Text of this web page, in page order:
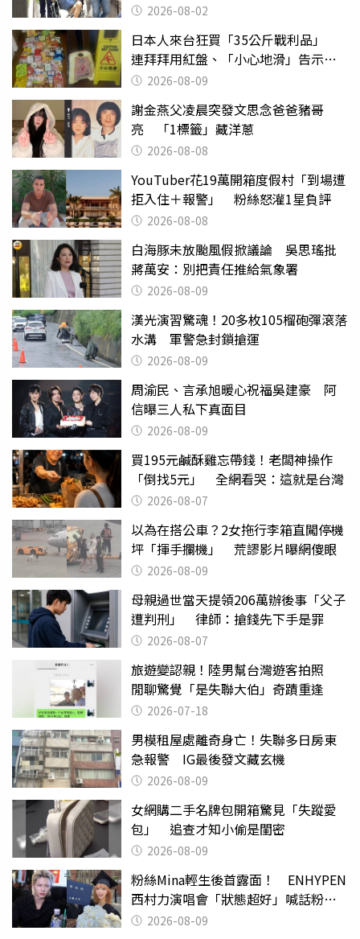
2026-08-02
日本人來台狂買「35公斤戰利品」
連拜拜用紅盤、「小心地滑」告示牌
也帶回家
2026-08-09
謝金燕父凌晨突發文思念爸爸豬哥
亮 「1標籤」藏洋蔥
2026-08-08
YouTuber花19萬開箱度假村「到場遭
拒入住＋報警」 粉絲怒灌1星負評
2026-08-08
白海豚未放颱風假掀議論 吳思瑤批
蔣萬安：別把責任推給氣象署
2026-08-09
漢光演習驚魂！20多枚105榴砲彈滾落
水溝 軍警急封鎖搶運
2026-08-09
周渝民、言承旭暖心祝福吳建豪 阿
信曝三人私下真面目
2026-08-09
買195元鹹酥雞忘帶錢！老闆神操作
「倒找5元」 全網看哭：這就是台灣
2026-08-07
以為在搭公車？2女拖行李箱直闖停機
坪「揮手攔機」 荒謬影片曝網傻眼
2026-08-09
母親過世當天提領206萬辦後事「父子
遭判刑」 律師：搶錢先下手是罪
2026-08-07
旅遊變認親！陸男幫台灣遊客拍照
閒聊驚覺「是失聯大伯」奇蹟重逢
2026-07-18
男模租屋處離奇身亡！失聯多日房東
急報警 IG最後發文藏玄機
2026-08-09
女網購二手名牌包開箱驚見「失蹤愛
包」 追查才知小偷是閨密
2026-08-09
粉絲Mina輕生後首露面！ ENHYPEN
西村力演唱會「狀態超好」喊話粉
絲：我們心意相通
2026-08-09